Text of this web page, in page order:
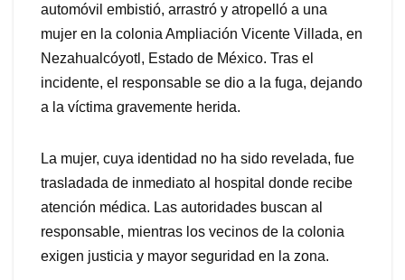
automóvil embistió, arrastró y atropelló a una
mujer en la colonia Ampliación Vicente Villada, en
Nezahualcóyotl, Estado de México. Tras el
incidente, el responsable se dio a la fuga, dejando
a la víctima gravemente herida.
La mujer, cuya identidad no ha sido revelada, fue
trasladada de inmediato al hospital donde recibe
atención médica. Las autoridades buscan al
responsable, mientras los vecinos de la colonia
exigen justicia y mayor seguridad en la zona.